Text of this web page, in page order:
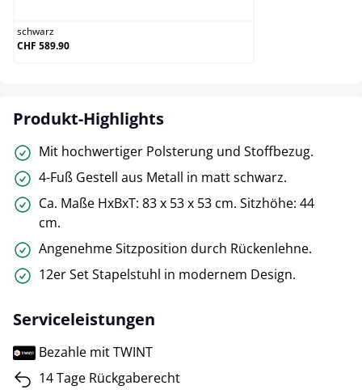
schwarz
CHF 589.90
Produkt-Highlights
Mit hochwertiger Polsterung und Stoffbezug.
4-Fuß Gestell aus Metall in matt schwarz.
Ca. Maße HxBxT: 83 x 53 x 53 cm. Sitzhöhe: 44
cm.
Angenehme Sitzposition durch Rückenlehne.
12er Set Stapelstuhl in modernem Design.
Serviceleistungen
Bezahle mit TWINT
14 Tage Rückgaberecht